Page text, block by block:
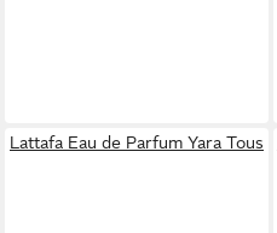
Lattafa Eau de Parfum Yara Tous